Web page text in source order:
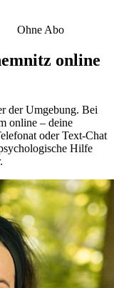
Ohne Abo
online
der Umgebung. Bei
online – deine
oder Text-Chat
Hilfe